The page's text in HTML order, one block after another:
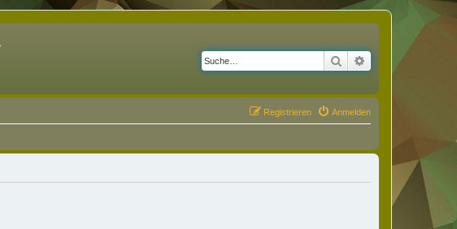
Suche Erweiterte Suche
Anmelden
Registrieren